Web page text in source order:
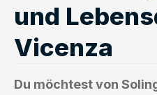
und
Vicenza
Du möchtest von